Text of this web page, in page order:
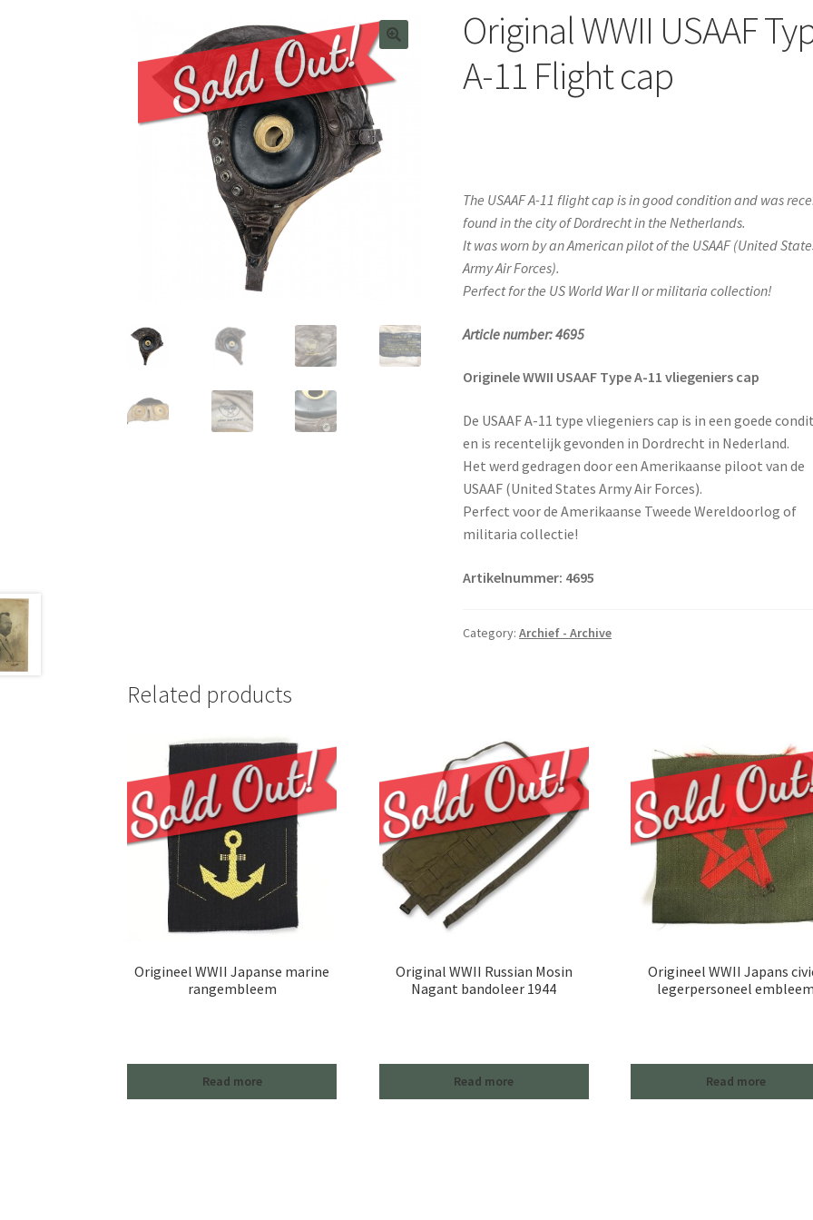
Original WWII USAAF
A-11 Flight cap
The USAAF A-11 flight cap is in good condition and was
found in the city of Dordrecht in the Netherlands.
It was worn by an American pilot of the USAAF (United
Army Air Forces).
Perfect for the US World War II or militaria collection!
Article number: 4695
Originele WWII USAAF Type A-11 vliegeniers cap
De USAAF A-11 type vliegeniers cap is in een goede
en is recentelijk gevonden in Dordrecht in Nederland.
Het werd gedragen door een Amerikaanse piloot van de
USAAF (United States Army Air Forces).
Perfect voor de Amerikaanse Tweede Wereldoorlog of
militaria collectie!
Artikelnummer: 4695
Category:Archief - Archive
Related products
Origineel WWII Japanse marine
rangembleem
Read more
Original WWII Russian Mosin
Nagant bandoleer 1944
Read more
Origineel WWII Japans
legerpersoneel
Read more